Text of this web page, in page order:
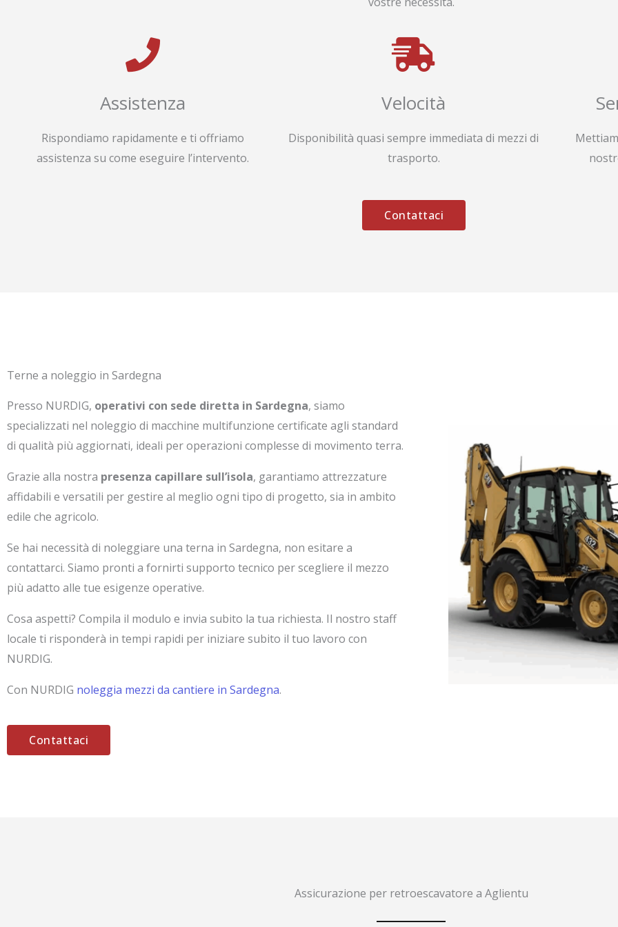
Assistenza
Rispondiamo rapidamente e ti offriamo
assistenza su come eseguire l’intervento.
Velocità
Disponibilità quasi sempre immediata di mezzi di
trasporto.
Contattaci
Terne a noleggio in Sardegna
Presso NURDIG, operativi con sede diretta in Sardegna, siamo
specializzati nel noleggio di macchine multifunzione certificate agli standard
di qualità più aggiornati, ideali per operazioni complesse di movimento terra.
Grazie alla nostra presenza capillare sull’isola, garantiamo attrezzature
affidabili e versatili per gestire al meglio ogni tipo di progetto, sia in ambito
edile che agricolo.
Se hai necessità di noleggiare una terna in Sardegna, non esitare a
contattarci. Siamo pronti a fornirti supporto tecnico per scegliere il mezzo
più adatto alle tue esigenze operative.
Cosa aspetti? Compila il modulo e invia subito la tua richiesta. Il nostro staff
locale ti risponderà in tempi rapidi per iniziare subito il tuo lavoro con
NURDIG.
Con NURDIG noleggia mezzi da cantiere in Sardegna.
Contattaci
Assicurazione per retroescavatore a Aglientu